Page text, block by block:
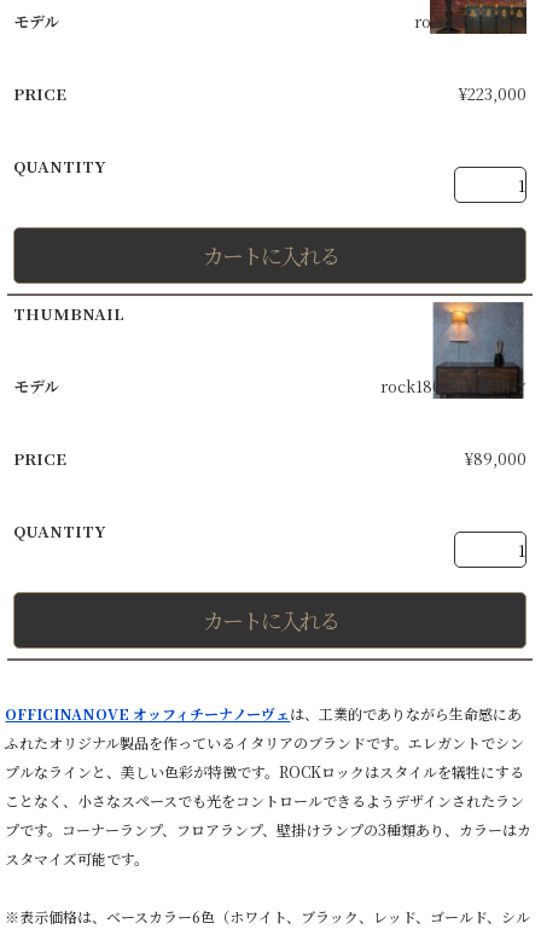
rock180 フロア
¥223,000
カートに入れる
rock180wall 壁掛け
¥89,000
カートに入れる
OFFICINANOVE オッフィチーナノーヴェは、工業的でありながら生命感にあ
ふれたオリジナル製品を作っているイタリアのブランドです。エレガントでシン
プルなラインと、美しい色彩が特徴です。ROCKロックはスタイルを犠牲にする
ことなく、小さなスペースでも光をコントロールできるようデザインされたラン
プです。コーナーランプ、フロアランプ、壁掛けランプの3種類あり、カラーはカ
スタマイズ可能です。
※表示価格は、ベースカラー6色（ホワイト、ブラック、レッド、ゴールド、シル